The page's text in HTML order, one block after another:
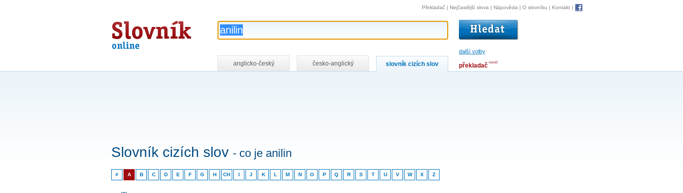
Slovník
online
další volby
Překladač | Nejčastější slova | Nápověda | O slovníku | Kontakt |
anglicko-český česko-anglický slovník cizích slov překladač nové!
Slovník cizích slov - co je anilin
# A B C D E F G H CH I J K L M N O P Q R S T U V W X Z